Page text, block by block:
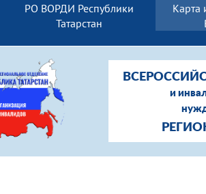
РО ВОРДИ Республики
Татарстан
Карта
и